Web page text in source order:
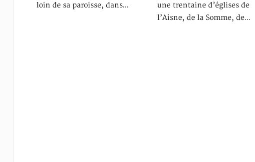
loin de sa paroisse, dans…
une trentaine d’églises de
l’Aisne, de la Somme, de…